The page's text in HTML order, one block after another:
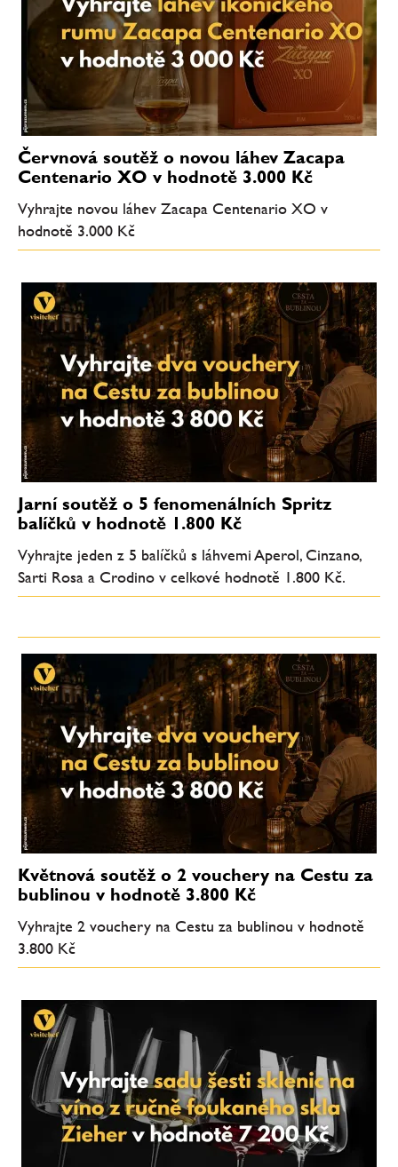
Červnová soutěž o novou láhev Zacapa
Centenario XO v hodnotě 3.000 Kč
Vyhrajte novou láhev Zacapa Centenario XO v
hodnotě 3.000 Kč
Jarní soutěž o 5 fenomenálních Spritz
balíčků v hodnotě 1.800 Kč
Vyhrajte jeden z 5 balíčků s láhvemi Aperol, Cinzano,
Sarti Rosa a Crodino v celkové hodnotě 1.800 Kč.
Květnová soutěž o 2 vouchery na Cestu za
bublinou v hodnotě 3.800 Kč
Vyhrajte 2 vouchery na Cestu za bublinou v hodnotě
3.800 Kč